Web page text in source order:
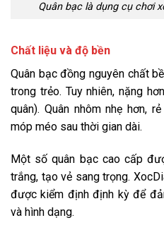
Quân bạc là dụng cụ chơi
Chất liệu và độ bền
Quân bạc đồng nguyên chất
trong trẻo. Tuy nhiên, nặng
quân). Quân nhôm nhẹ hơn,
móp méo sau thời gian dài.
Một số quân bạc cao cấp
trắng, tạo vẻ sang trọng.
được kiểm định định kỳ để
và hình dạng.